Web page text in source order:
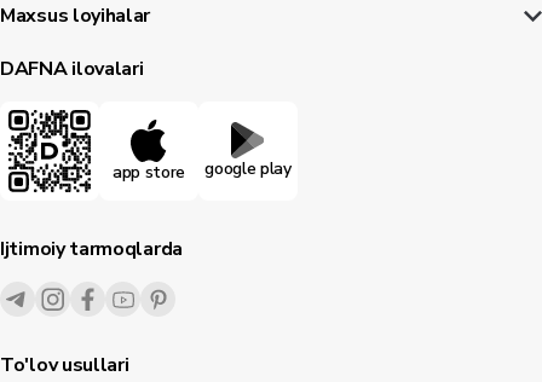
Maxsus loyihalar
DAFNA ilovalari
app store google play
Ijtimoiy tarmoqlarda
To'lov usullari